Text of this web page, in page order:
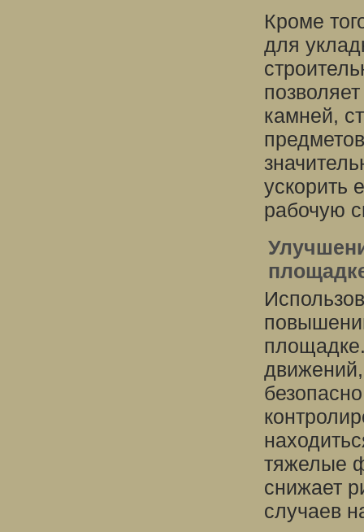
Кроме
для
камней,
ускорить
рабочую
тяжелые
снижает
случаев